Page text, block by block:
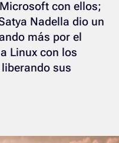
con ellos;
Nadella dio un
más por el
Linux con los
sus